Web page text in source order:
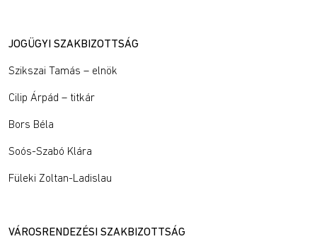
JOGÜGYI SZAKBIZOTTSÁG
Szikszai Tamás – elnök
Cilip Árpád – titkár
Bors Béla
Soós-Szabó Klára
Füleki Zoltan-Ladislau
VÁROSRENDEZÉSI SZAKBIZOTTSÁG